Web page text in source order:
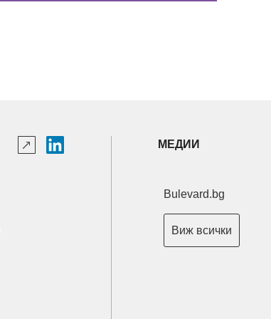
МЕДИИ
Bulevard.bg
Виж всички